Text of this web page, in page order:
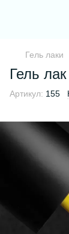
Гель лаки
Гель
Артикул: 155